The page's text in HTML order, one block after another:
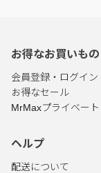
お得なお買いもの
会員登録・ログイン
お得なセール
MrMaxプライベー
ヘルプ
配送について